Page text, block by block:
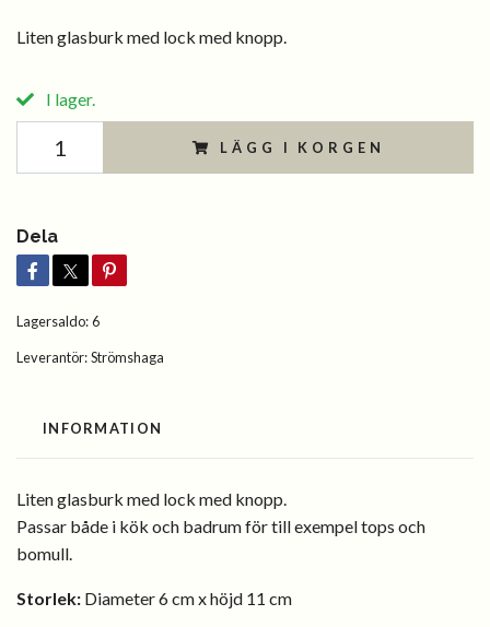
Liten glasburk med lock med knopp.
I lager.
LÄGG I KORGEN
Dela
Lagersaldo:6
Leverantör:Strömshaga
INFORMATION
Liten glasburk med lock med knopp.
Passar både i kök och badrum för till exempel tops och
bomull.
Storlek: Diameter6 cm x höjd 11 cm